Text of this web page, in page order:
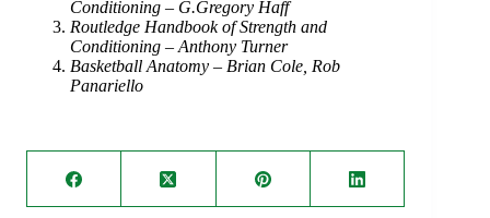
Conditioning – G.Gregory Haff
Routledge Handbook of Strength and
Conditioning – Anthony Turner
Basketball Anatomy – Brian Cole, Rob
Panariello